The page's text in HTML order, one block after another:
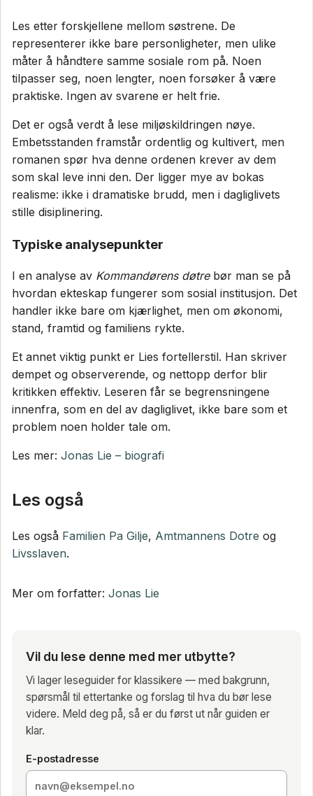
Les etter forskjellene mellom søstrene. De
representerer ikke bare personligheter, men ulike
måter å håndtere samme sosiale rom på. Noen
tilpasser seg, noen lengter, noen forsøker å være
praktiske. Ingen av svarene er helt frie.
Det er også verdt å lese miljøskildringen nøye.
Embetsstanden framstår ordentlig og kultivert, men
romanen spør hva denne ordenen krever av dem
som skal leve inni den. Der ligger mye av bokas
realisme: ikke i dramatiske brudd, men i dagliglivets
stille disiplinering.
Typiske analysepunkter
I en analyse av Kommandørens døtrebør man se på
hvordan ekteskap fungerer som sosial institusjon. Det
handler ikke bare om kjærlighet, men om økonomi,
stand, framtid og familiens rykte.
Et annet viktig punkt er Lies fortellerstil. Han skriver
dempet og observerende, og nettopp derfor blir
kritikken effektiv. Leseren får se begrensningene
innenfra, som en del av dagliglivet, ikke bare som et
problem noen holder tale om.
Les mer: Jonas Lie – biografi
Les også
Les også Familien Pa Gilje, Amtmannens Dotre og
Livsslaven.
Mer om forfatter: Jonas Lie
Vil du lese denne med mer utbytte?
Vi lager leseguider for klassikere — med bakgrunn,
spørsmål til ettertanke og forslag til hva du bør lese
videre. Meld deg på, så er du først ut når guiden er
klar.
E-postadresse